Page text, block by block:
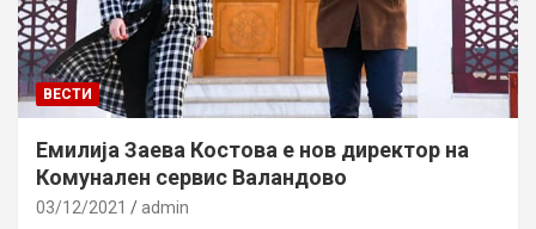
ВЕСТИ
Емилија Заева Костова е нов директор на
Комунален сервис Валандово
03/12/2021 admin